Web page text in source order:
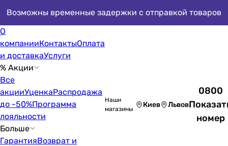
Возможны временные задержки с отправкой товаров
О
компанииКонтактыОплата
и доставкаУслуги
% Акции
Все
акцииУценкаРаспродажа
до -50%Программа
лояльности
Больше
ГарантияВозврат и
Наши
магазины
Киев Львов
0800
номер